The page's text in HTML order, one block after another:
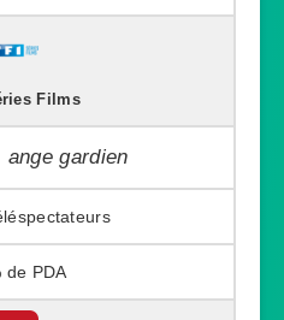
Films
ange gardien